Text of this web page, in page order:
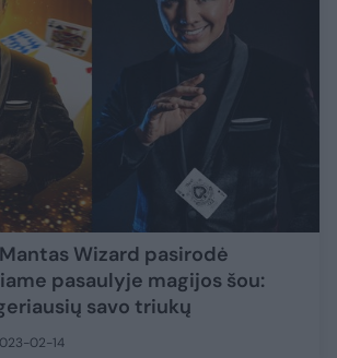
Wizard pasirodė
pasaulyje magijos šou:
savo triukų
02-14